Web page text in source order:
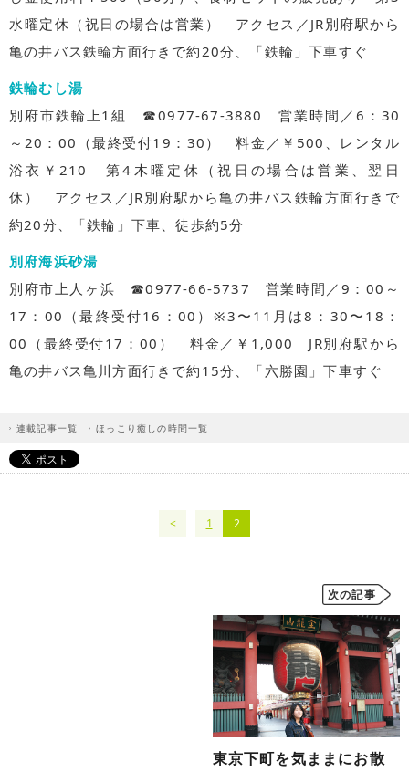
水曜定休（祝日の場合は営業） アクセス／JR別府駅から
亀の井バス鉄輪方面行きで約20分、「鉄輪」下車すぐ
鉄輪むし湯
別府市鉄輪上1組 ☎0977-67-3880 営業時間／6：30
～20：00（最終受付19：30） 料金／￥500、レンタル
浴衣￥210 第4木曜定休（祝日の場合は営業、翌日
休） アクセス／JR別府駅から亀の井バス鉄輪方面行きで
約20分、「鉄輪」下車、徒歩約5分
別府海浜砂湯
別府市上人ヶ浜 ☎0977-66-5737 営業時間／9：00～
17：00（最終受付16：00）※3〜11月は8：30〜18：
00（最終受付17：00） 料金／￥1,000 JR別府駅から
亀の井バス亀川方面行きで約15分、「六勝園」下車すぐ
連載記事一覧 ほっこり癒しの時間一覧
1 2
次の記事
東京下町を気ままにお散